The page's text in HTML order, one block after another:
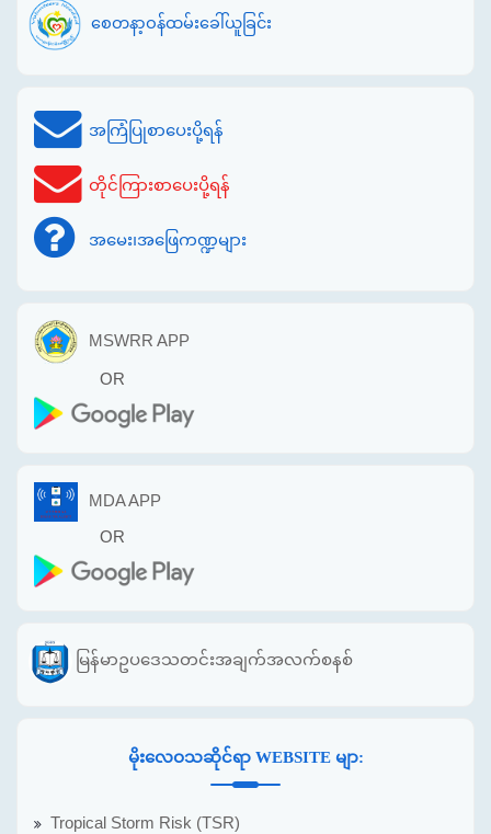
စေတနာ့ဝန်ထမ်းခေါ်ယူခြင်း
အကြံပြုစာပေးပို့ရန်
တိုင်ကြားစာပေးပို့ရန်
အမေး၊အဖြေကဏ္ဍများ
MSWRR APP
OR
MDA APP
OR
မြန်မာဥပဒေသတင်းအချက်အလက်စနစ်
မိုးလေဝသဆိုင်ရာ WEBSITE မျာ:
Tropical Storm Risk (TSR)